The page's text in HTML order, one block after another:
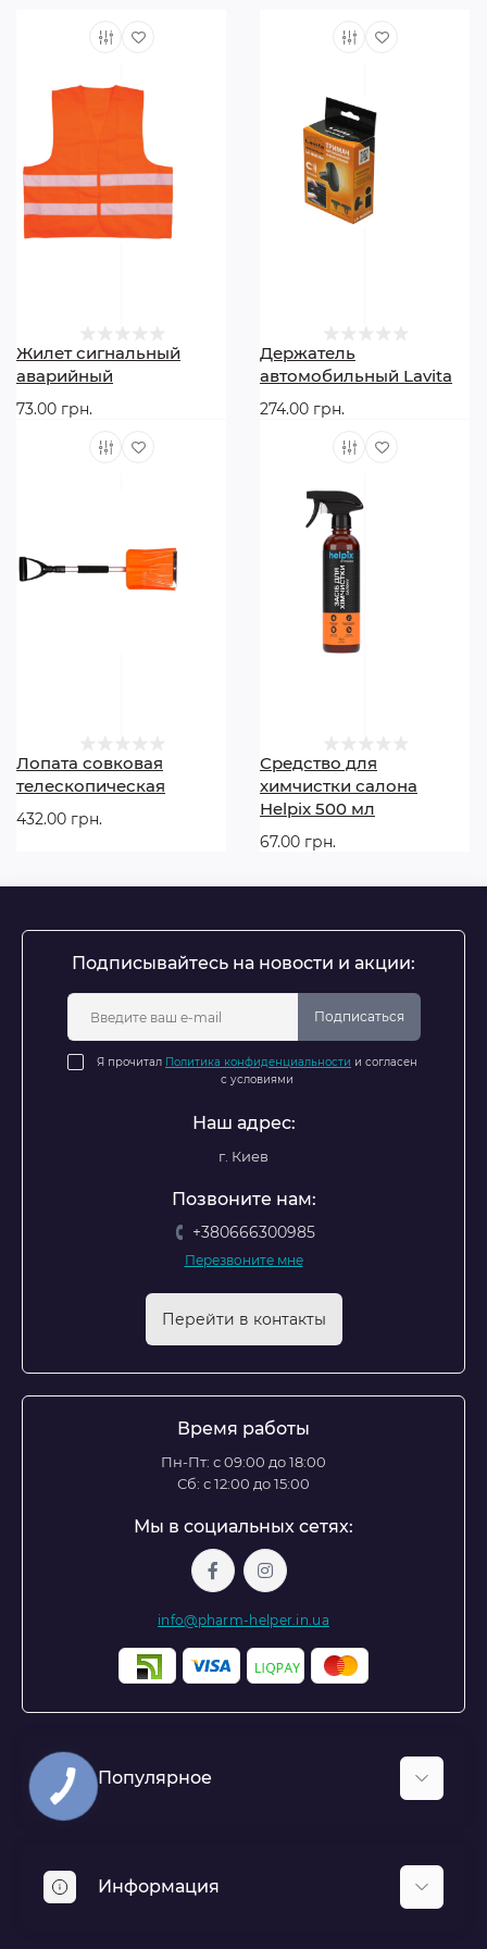
Жилет сигнальный
аварийный
73.00 грн.
Держатель
автомобильный Lavita
274.00 грн.
Лопата совковая
телескопическая
432.00 грн.
Средство для
химчистки салона
Helpix 500 мл
67.00 грн.
Подписывайтесь на новости и акции:
Подписаться
Я прочитал Политика конфиденциальности и согласен
с условиями
Наш адрес:
г. Киев
Позвоните нам:
+380666300985
Перезвоните мне
Перейти в контакты
Время работы
Пн-Пт: с 09:00 до 18:00
Сб: с 12:00 до 15:00
Мы в социальных сетях:
info@pharm-helper.in.ua
Популярное
Аптечки и медицинские комплекты
Средства индивидуальной защиты
Информация